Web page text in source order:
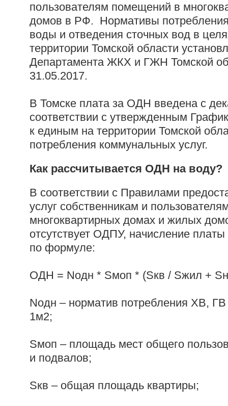
пользователям помещений в
домов в РФ. Нормативы потребления
воды и отведения сточных вод в
территории Томской области
Департамента ЖКХ и ГЖН Томской
31.05.2017.
В Томске плата за ОДН введена с
соответствии с утвержденным
к единым на территории Томской
потребления коммунальных услуг.
Как рассчитывается ОДН на воду?
В соответствии с Правилами
услуг собственникам и
многоквартирных домах и жилых
отсутствует ОДПУ, начисление
по формуле:
ОДН = Nодн * Sмоп * (Sкв / Sжил +
Nодн – норматив потребления ХВ,
1м2;
Sмоп – площадь мест общего
и подвалов;
Sкв – общая площадь квартиры;